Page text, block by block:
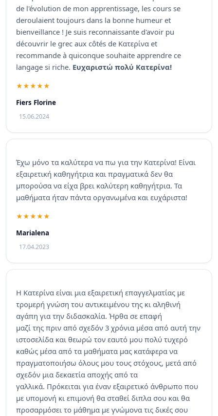
de l'évolution de mon apprentissage, les cours se
deroulaient toujours dans la bonne humeur et
bienveillance ! Je suis reconnaissante d'avoir pu
découvrir le grec aux côtés de Κατερίνα et
recommande à quiconque souhaite apprendre ce
langage si riche. Ευχαριστώ πολύ Κατερίνα!
Fiers Florine
15.06.2024
Έχω μόνο τα καλύτερα να πω για την Κατερίνα! Είναι
εξαιρετική καθηγήτρια και πραγματικά δεν θα
μπορούσα να είχα βρει καλύτερη καθηγήτρια. Τα
μαθήματα ήταν πάντα οργανωμένα και ευχάριστα!
Marialena
17.04.2023
Η Κατερίνα είναι μια εξαιρετική επαγγελματίας με
τρομερή γνώση του αντικειμένου της κι αληθινή
αγάπη για την διδασκαλία. Ήρθα σε επαφή
μαζί της πριν από σχεδόν 3 χρόνια μέσα από αυτή την
ιστοσελίδα και θεωρώ τον εαυτό μου πολύ τυχερό
καθώς μέσα από τα μαθήματα μας κατάφερα να
πραγματοποιήσω όλους μου τους στόχους, μετά από
σχεδόν μια δεκαετία αποχής από τα
γαλλικά. Πρόκειται για έναν εξαιρετικό άνθρωπο που
με υπομονή κι επιμονή θα σταθεί διπλα σου και θα
προσαρμόσει το μάθημα με γνώμονα τις δικές σου